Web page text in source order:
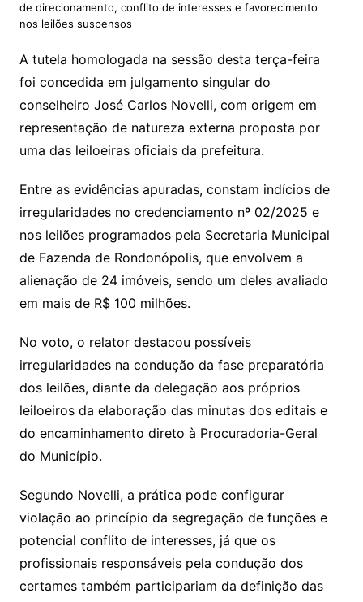
de direcionamento, conflito de interesses e favorecimento
nos leilões suspensos
A tutela homologada na sessão desta terça-feira
foi concedida em julgamento singular do
conselheiro José Carlos Novelli, com origem em
representação de natureza externa proposta por
uma das leiloeiras oficiais da prefeitura.
Entre as evidências apuradas, constam indícios de
irregularidades no credenciamento nº 02/2025 e
nos leilões programados pela Secretaria Municipal
de Fazenda de Rondonópolis, que envolvem a
alienação de 24 imóveis, sendo um deles avaliado
em mais de R$ 100 milhões.
No voto, o relator destacou possíveis
irregularidades na condução da fase preparatória
dos leilões, diante da delegação aos próprios
leiloeiros da elaboração das minutas dos editais e
do encaminhamento direto à Procuradoria-Geral
do Município.
Segundo Novelli, a prática pode configurar
violação ao princípio da segregação de funções e
potencial conflito de interesses, já que os
profissionais responsáveis pela condução dos
certames também participariam da definição das